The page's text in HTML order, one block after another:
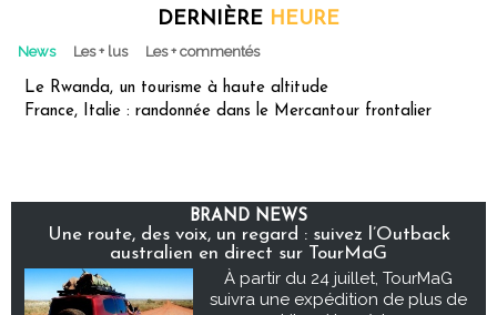
DERNIÈRE HEURE
News Les + lus Les + commentés
Le Rwanda, un tourisme à haute altitude
France, Italie : randonnée dans le Mercantour frontalier
BRAND NEWS
Une route, des voix, un regard : suivez l’Outback
australien en direct sur TourMaG
À partir du 24 juillet, TourMaG
suivra une expédition de plus de